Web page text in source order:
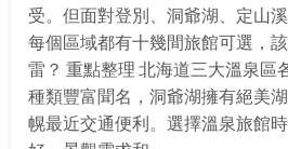
受。但面對登別、洞爺湖、定山
每個區域都有十幾間旅館可選，
雷？ 重點整理 北海道三大溫泉區
種類豐富聞名，洞爺湖擁有絕美
幌最近交通便利。選擇溫泉旅館